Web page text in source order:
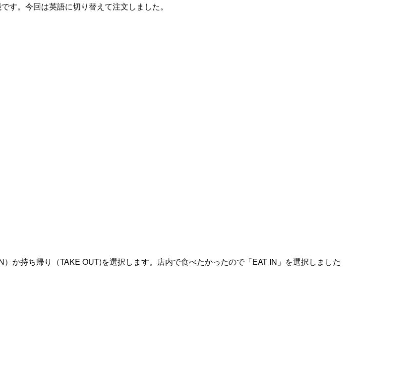
す。今回は英語に切り替えて注文しました。
か持ち帰り（TAKE OUT)を選択します。店内で食べたかったので「EAT IN」を選択しました